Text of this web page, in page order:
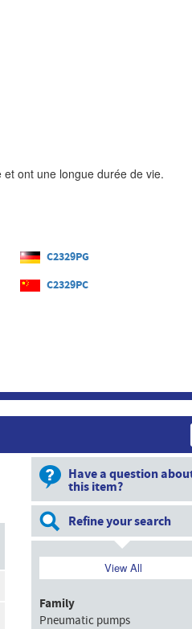
ont une longue durée de vie.
C2329PG
C2329PC
Have a question
this item?
Refine your search
View All
Family
Pneumatic pumps